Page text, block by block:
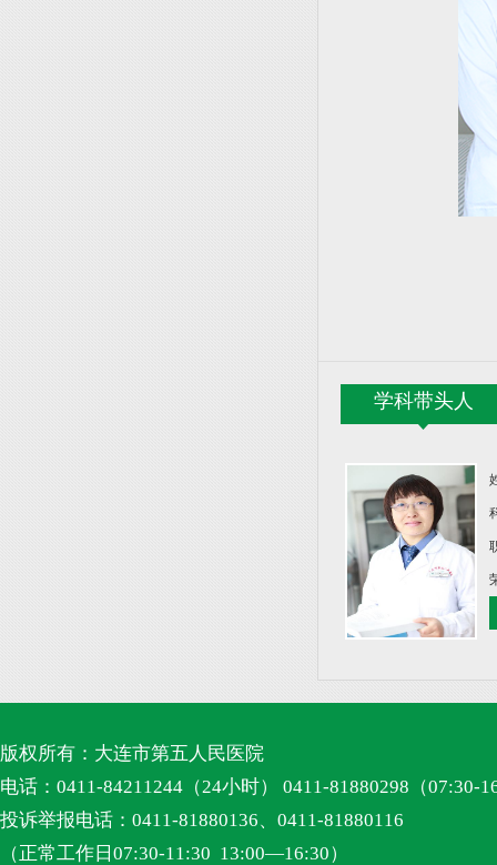
学科带头人
版权所有：大连市第五人民医院
电话：0411-84211244（24小时） 0411-81880298（07:30-
投诉举报电话：0411-81880136、0411-81880116
（正常工作日07:30-11:30 13:00—16:30）